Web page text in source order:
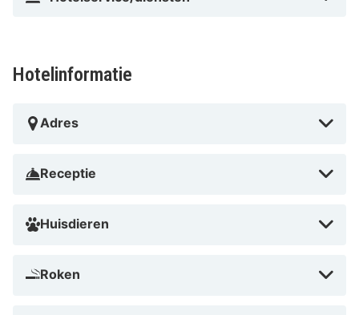
Hotelinformatie
Adres
Receptie
Huisdieren
Roken